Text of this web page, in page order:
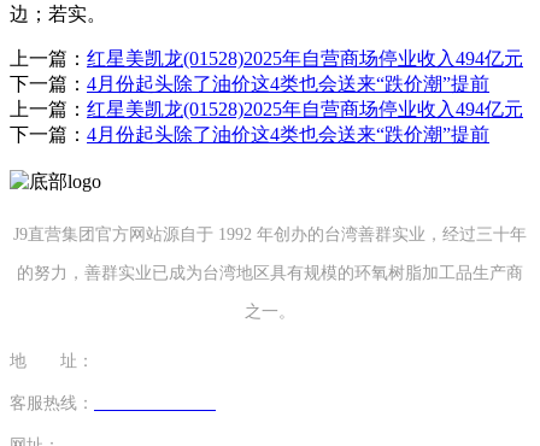
边；若实。
上一篇： 红星美凯龙(01528)2025年自营商场停业收入494亿元
下一篇： 4月份起头除了油价这4类也会送来“跌价潮”提前
上一篇： 红星美凯龙(01528)2025年自营商场停业收入494亿元
下一篇： 4月份起头除了油价这4类也会送来“跌价潮”提前
J9直营集团官方网站源自于 1992 年创办的台湾善群实业，经过三十年
的努力，善群实业已成为台湾地区具有规模的环氧树脂加工品生产商
之一。
地 址：
客服热线：